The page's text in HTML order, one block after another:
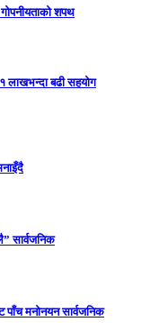
शपथ
लाखभन्दा बढी सहयोग
सार्वजनिक
पाँच मनोनयन सार्वजनिक